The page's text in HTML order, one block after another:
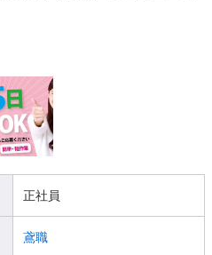
正社員
鳶職